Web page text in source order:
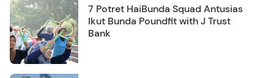
7 Potret HaiBunda Squad Antusias
Ikut Bunda Poundfit with J Trust
Bank